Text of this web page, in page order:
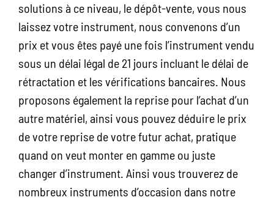
solutions à ce niveau, le dépôt-vente, vous nous
laissez votre instrument, nous convenons d’un
prix et vous êtes payé une fois l’instrument vendu
sous un délai légal de 21 jours incluant le délai de
rétractation et les vérifications bancaires. Nous
proposons également la reprise pour l’achat d’un
autre matériel, ainsi vous pouvez déduire le prix
de votre reprise de votre futur achat, pratique
quand on veut monter en gamme ou juste
changer d’instrument. Ainsi vous trouverez de
nombreux instruments d’occasion dans notre